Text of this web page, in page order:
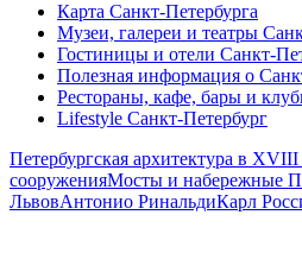
Карта Санкт-Петербурга
Музеи, галереи и театры
Гостиницы и отели Санкт-
Полезная информация о
Рестораны, кафе, бары и
Lifestyle Санкт-Петербург
Петербургская архитектура в
сооруженияМосты и набережные
ЛьвовАнтонио РинальдиКарл